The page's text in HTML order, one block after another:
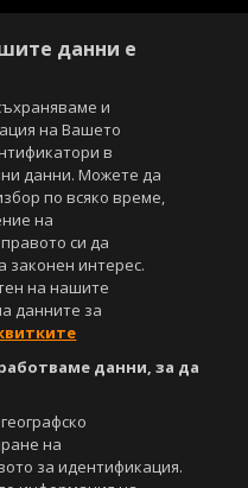
данни е
и
на Вашето
в
данни. Можете да
по всяко време,
на
си да
законен интерес.
на нашите
данните за
данни, за да
на
за идентификация.